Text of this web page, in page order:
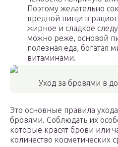
Поэтому желательно
вредной пищи в
жирное и сладкое
можно реже, основой
полезная еда, богатая
витаминами.
Уход за бровями в
Это основные правила
бровями. Соблюдать их
которые красят брови или
количество косметических